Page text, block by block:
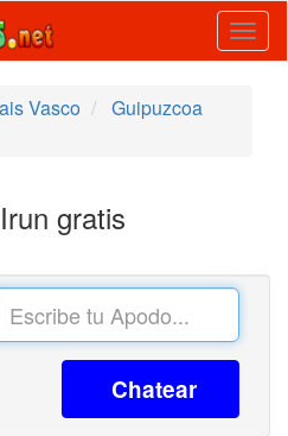
Vasco
Guipuzcoa
gratis
Chatear